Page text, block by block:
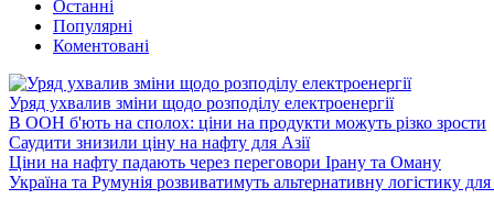
Останні
Популярні
Коментовані
Уряд ухвалив зміни щодо розподілу електроенергії
В ООН б'ють на сполох: ціни на продукти можуть різко зрости
Саудити знизили ціну на нафту для Азії
Ціни на нафту падають через переговори Ірану та Оману
Україна та Румунія розвиватимуть альтернативну логістику